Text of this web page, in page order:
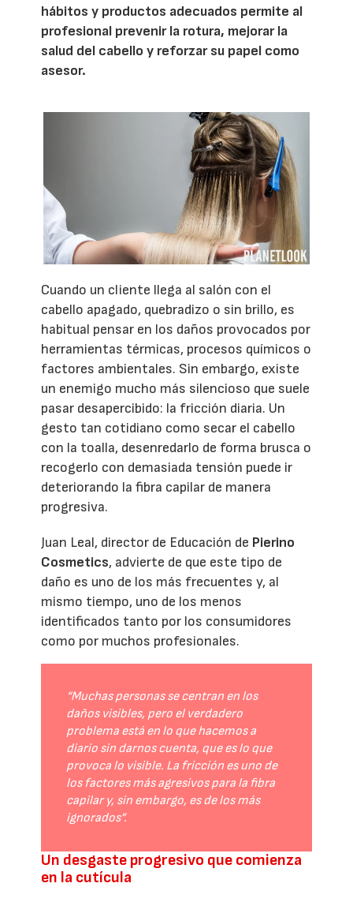
hábitos y productos adecuados permite al
profesional prevenir la rotura, mejorar la
salud del cabello y reforzar su papel como
asesor.
Cuando un cliente llega al salón con el
cabello apagado, quebradizo o sin brillo, es
habitual pensar en los daños provocados por
herramientas térmicas, procesos químicos o
factores ambientales. Sin embargo, existe
un enemigo mucho más silencioso que suele
pasar desapercibido: la fricción diaria. Un
gesto tan cotidiano como secar el cabello
con la toalla, desenredarlo de forma brusca o
recogerlo con demasiada tensión puede ir
deteriorando la fibra capilar de manera
progresiva.
Juan Leal, director de Educación de Pierino
Cosmetics, advierte de que este tipo de
daño es uno de los más frecuentes y, al
mismo tiempo, uno de los menos
identificados tanto por los consumidores
como por muchos profesionales.
“Muchas personas se centran en los
daños visibles, pero el verdadero
problema está en lo que hacemos a
diario sin darnos cuenta, que es lo que
provoca lo visible. La fricción es uno de
los factores más agresivos para la fibra
capilar y, sin embargo, es de los más
ignorados”.
Un desgaste progresivo que comienza
en la cutícula